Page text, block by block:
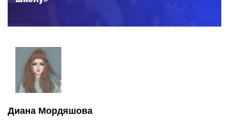
Диана Мордяшова